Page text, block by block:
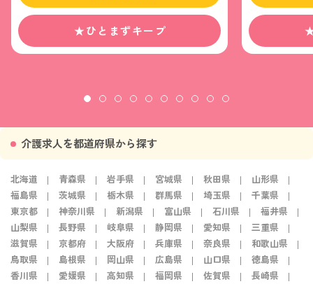
★ひとまずキープ
介護求人を都道府県から探す
北海道 青森県 岩手県 宮城県 秋田県
山形県
福島県
茨城県 栃木県 群馬県 埼玉県
千葉県
東京都
神奈川県 新潟県 富山県 石川県
福井県
山梨県
長野県 岐阜県 静岡県 愛知県
三重県
滋賀県
京都府 大阪府 兵庫県 奈良県
和歌山県
鳥取県
島根県 岡山県 広島県 山口県
徳島県
香川県
愛媛県 高知県 福岡県 佐賀県
長崎県